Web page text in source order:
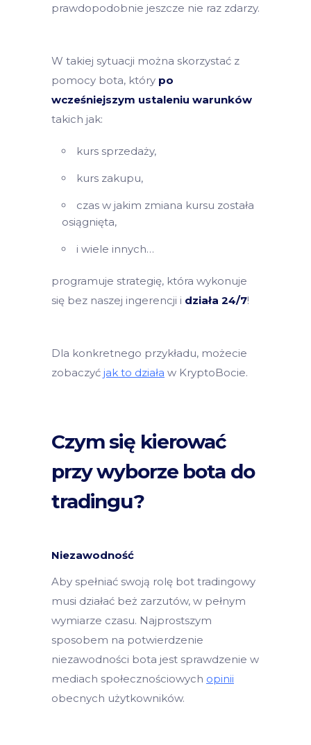
prawdopodobnie jeszcze nie raz zdarzy.
W takiej sytuacji można skorzystać z
pomocy bota, który po
wcześniejszym ustaleniu warunków
takich jak:
kurs sprzedaży,
kurs zakupu,
czas w jakim zmiana kursu została
osiągnięta,
i wiele innych…
programuje strategię, która wykonuje
się bez naszej ingerencji i działa 24/7!
Dla konkretnego przykładu, możecie
zobaczyć jak to działa w KryptoBocie.
Czym się kierować
przy wyborze bota do
tradingu?
Niezawodność
Aby spełniać swoją rolę bot tradingowy
musi działać beż zarzutów, w pełnym
wymiarze czasu. Najprostszym
sposobem na potwierdzenie
niezawodności bota jest sprawdzenie w
mediach społecznościowych opinii
obecnych użytkowników.